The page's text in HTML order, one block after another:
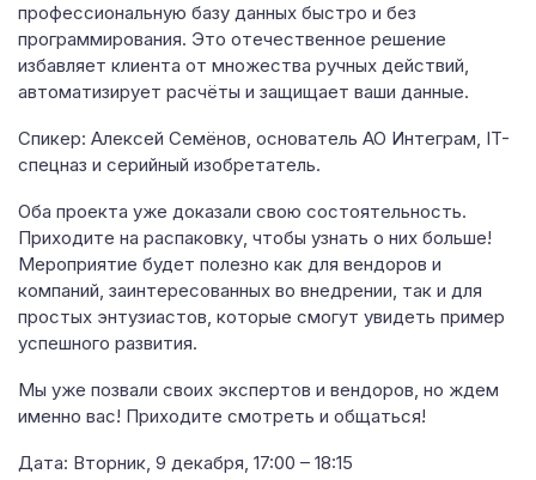
профессиональную базу данных быстро и без
программирования. Это отечественное решение
избавляет клиента от множества ручных действий,
автоматизирует расчёты и защищает ваши данные.
Спикер: Алексей Семёнов, основатель АО Интеграм, IT-
спецназ и серийный изобретатель.
Оба проекта уже доказали свою состоятельность.
Приходите на распаковку, чтобы узнать о них больше!
Мероприятие будет полезно как для вендоров и
компаний, заинтересованных во внедрении, так и для
простых энтузиастов, которые смогут увидеть пример
успешного развития.
Мы уже позвали своих экспертов и вендоров, но ждем
именно вас! Приходите смотреть и общаться!
Дата: Вторник, 9 декабря, 17:00 – 18:15